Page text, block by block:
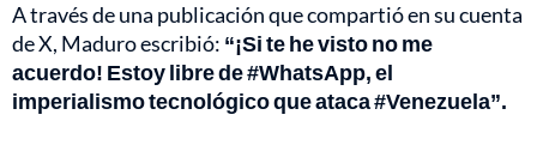
A través de una publicación que compartió en su cuenta
de X, Maduro escribió: “¡Si te he visto no me
acuerdo! Estoy libre de #WhatsApp, el
imperialismo tecnológico que ataca #Venezuela”.